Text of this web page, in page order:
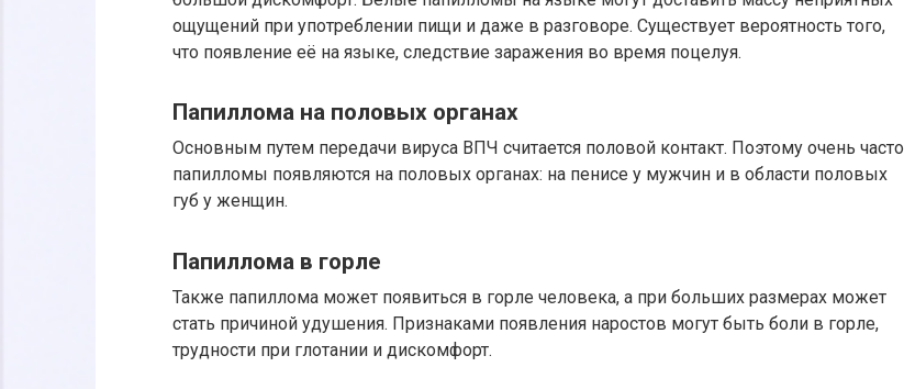
ощущений при употреблении пищи и даже в разговоре. Существует вероятность того,
что появление её на языке, следствие заражения во время поцелуя.
Папиллома на половых органах
Основным путем передачи вируса ВПЧ считается половой контакт. Поэтому очень часто
папилломы появляются на половых органах: на пенисе у мужчин и в области половых
губ у женщин.
Папиллома в горле
Также папиллома может появиться в горле человека, а при больших размерах может
стать причиной удушения. Признаками появления наростов могут быть боли в горле,
трудности при глотании и дискомфорт.